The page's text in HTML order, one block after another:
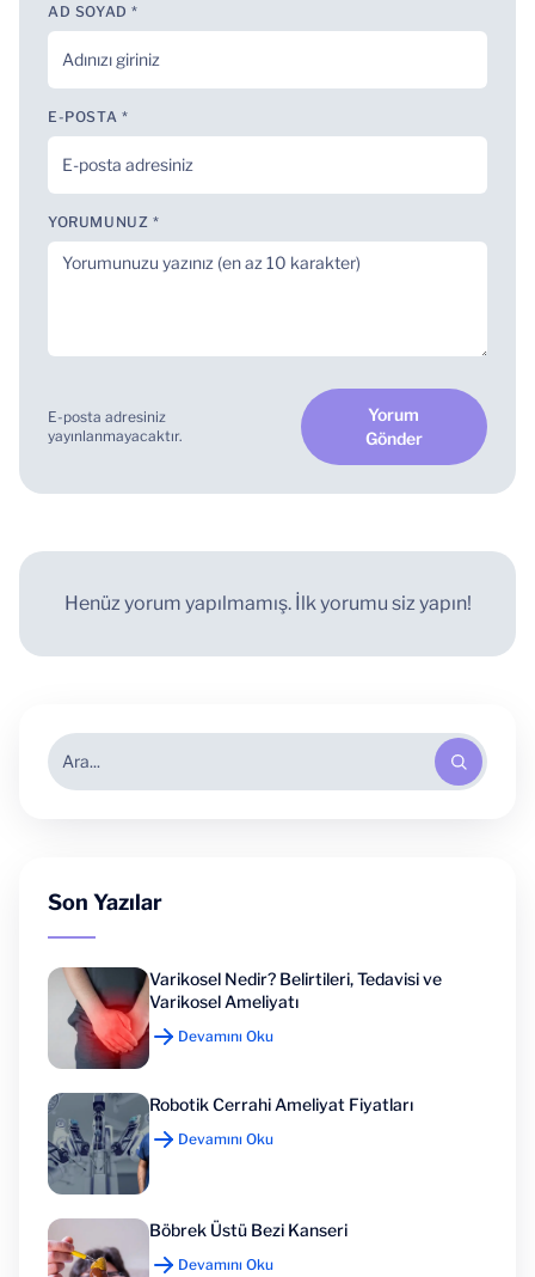
AD SOYAD *
E-POSTA *
YORUMUNUZ *
E-posta adresiniz
yayınlanmayacaktır.
Yorum
Gönder
Henüz yorum yapılmamış. İlk yorumu siz yapın!
Son Yazılar
Varikosel Nedir? Belirtileri, Tedavisi ve
Varikosel Ameliyatı
Devamını Oku
Robotik Cerrahi Ameliyat Fiyatları
Devamını Oku
Böbrek Üstü Bezi Kanseri
Devamını Oku